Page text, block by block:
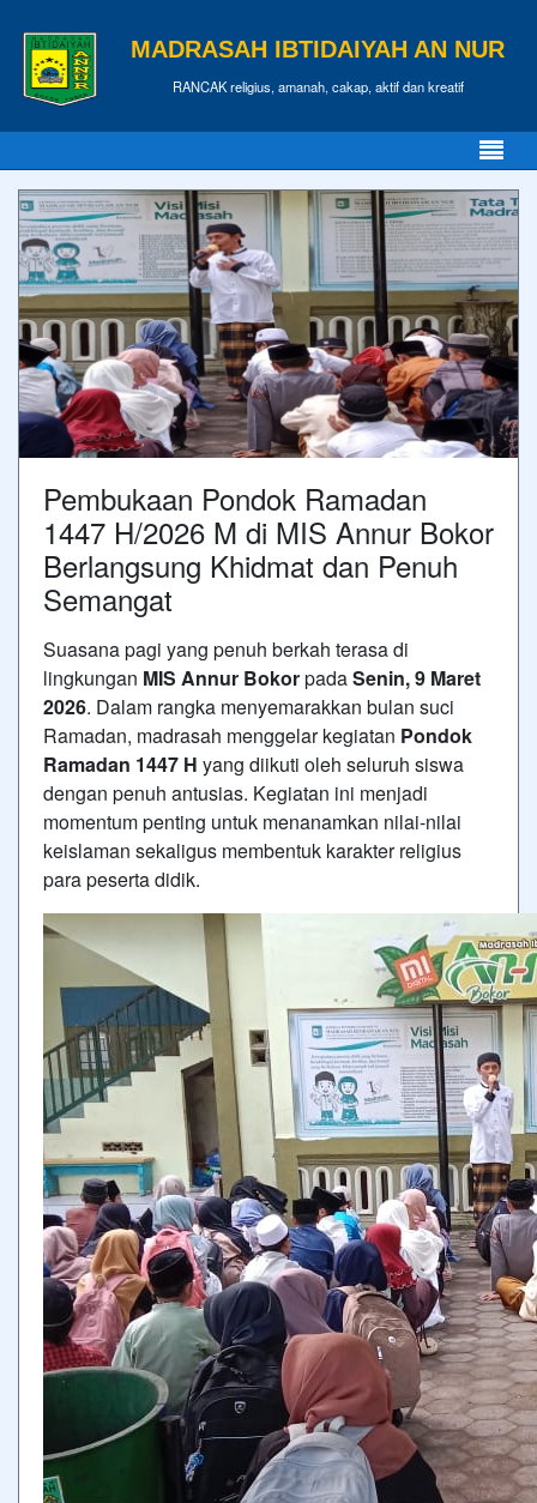
MADRASAH IBTIDAIYAH AN NUR
RANCAK religius, amanah, cakap, aktif dan kreatif
Pembukaan Pondok Ramadan
1447 H/2026 M di MIS Annur Bokor
Berlangsung Khidmat dan Penuh
Semangat
Suasana pagi yang penuh berkah terasa di
lingkungan MIS Annur BokorpadaSenin, 9 Maret
2026. Dalam rangka menyemarakkan bulan suci
Ramadan, madrasah menggelar kegiatan Pondok
Ramadan 1447 H yang diikuti oleh seluruh siswa
dengan penuh antusias. Kegiatan ini menjadi
momentum penting untuk menanamkan nilai-nilai
keislaman sekaligus membentuk karakter religius
para peserta didik.